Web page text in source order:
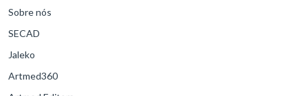
Sobre nós
SECAD
Jaleko
Artmed360